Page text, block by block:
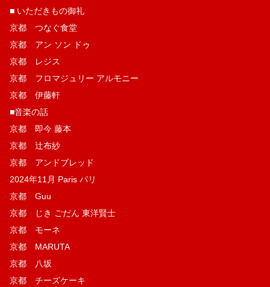
■ いただきもの御礼
京都 つなぐ食堂
京都 アン ソン ドゥ
京都 レジス
京都 フロマジュリー アルモニー
京都 伊藤軒
■音楽の話
京都 即今 藤本
京都 辻布紗
京都 アンドブレッド
2024年11月 Paris パリ
京都 Guu
京都 じき ごだん 東洋賢士
京都 モーネ
京都 MARUTA
京都 八坂
京都 チーズケーキ